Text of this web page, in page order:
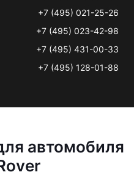
+7 (495) 021-25-26
+7 (495) 023-42-98
+7 (495) 431-00-33
+7 (495) 128-01-88
автомобиля